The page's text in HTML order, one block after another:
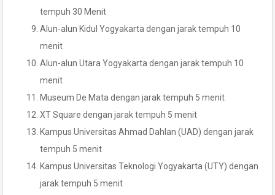
tempuh 30 Menit
Alun-alun Kidul Yogyakarta dengan jarak tempuh 10
menit
Alun-alun Utara Yogyakarta dengan jarak tempuh 10
menit
Museum De Mata dengan jarak tempuh 5 menit
XT Square dengan jarak tempuh 5 menit
Kampus Universitas Ahmad Dahlan (UAD) dengan jarak
tempuh 5 menit
Kampus Universitas Teknologi Yogyakarta (UTY) dengan
jarak tempuh 5 menit